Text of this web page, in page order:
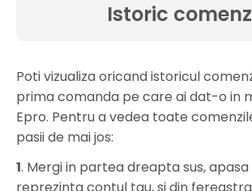
Istoric
Poti vizualiza oricand istoricul
prima comanda pe care ai dat-o in
Epro. Pentru a vedea toate
pasii de mai jos:
1. Mergi in partea dreapta sus,